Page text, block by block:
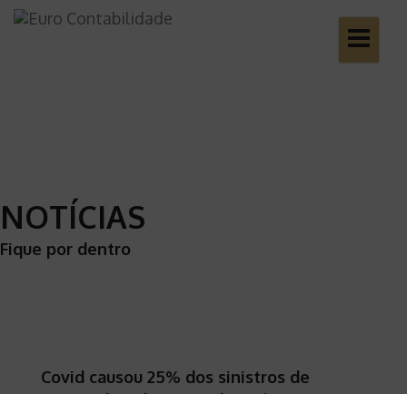
Toggle
NOTÍCIAS
Fique por dentro
Covid causou 25% dos sinistros de